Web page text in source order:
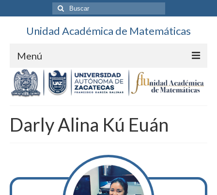
Buscar
por:
Unidad Académica de Matemáticas
Menú
Contacto
Unidad
Calendario
Darly Alina Kú Euán